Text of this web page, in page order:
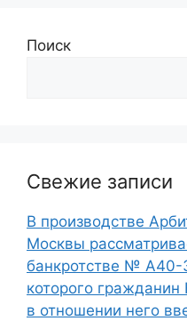
Поиск
Свежие записи
В производстве
Москвы
банкротстве № А40-
которого
в отношении него